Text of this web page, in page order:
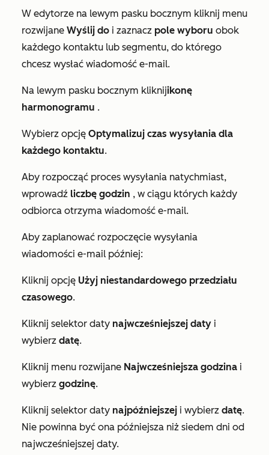
W edytorze na lewym pasku bocznym kliknij menu
rozwijane Wyślij do i zaznacz pole wyboru obok
każdego kontaktu lub segmentu, do którego
chcesz wysłać wiadomość e-mail.
Na lewym pasku bocznym kliknijikonę
harmonogramu .
Wybierz opcję Optymalizuj czas wysyłania dla
każdego kontaktu.
Aby rozpocząć proces wysyłania natychmiast,
wprowadź liczbę godzin , w ciągu których każdy
odbiorca otrzyma wiadomość e-mail.
Aby zaplanować rozpoczęcie wysyłania
wiadomości e-mail później:
Kliknij opcję Użyj niestandardowego przedziału
czasowego.
Kliknij selektor daty najwcześniejszej daty i
wybierz datę.
Kliknij menu rozwijane Najwcześniejsza godzina i
wybierz godzinę.
Kliknij selektor daty najpóźniejszej i wybierz datę.
Nie powinna być ona późniejsza niż siedem dni od
najwcześniejszej daty.